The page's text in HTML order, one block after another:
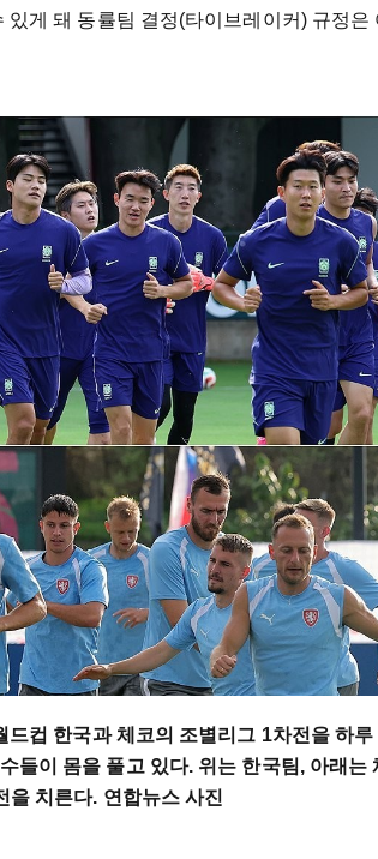
있게 돼 동률팀 결정(타이브레이커) 규정
드컵 한국과 체코의 조별리그 1차전을 하
들이 몸을 풀고 있다. 위는 한국팀, 아래
을 치른다. 연합뉴스 사진